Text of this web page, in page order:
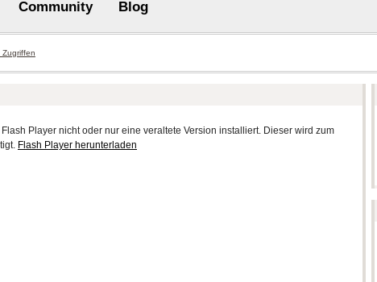
Community Blog
Zugriffen
Player nicht oder nur eine veraltete Version installiert. Dieser wird zum
Flash Player herunterladen